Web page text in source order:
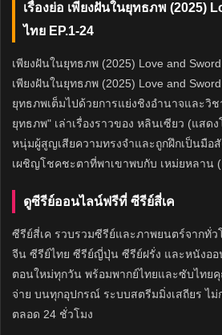
เรื่องย่อ เพียงฝันในยุทธภพ (2025)
ไทย EP.1-24
เพียงฝันในยุทธภพ (2025) Love and
เพียงฝันในยุทธภพ (2025) Love and
ยุทธภพเต็มไปด้วยการแย่งชิงอำนาจและวิช
ยุทธภพ" เล่าเรื่องราวของ หลินเซียว (แสด
หนุ่มผู้สูญเสียความทรงจำและถูกฝึกเป็นมือ
เผชิญโชคชะตาที่พาเขาพบกับ เหม่ยหลาน (
ดูซีรีย์ออนไลน์ฟรีที่ ซีรีย์สี่เค
ซีรีย์สี่เค รวบรวมซีรีย์และภาพยนตร์จากทั่ว
จีน ซีรีย์ไทย ซีรีย์ญี่ปุ่น ซีรีย์ฝรั่ง และหนังอ
ตอนใหม่ทุกวัน พร้อมพากย์ไทยและซับไทย
จ่าย บนทุกอุปกรณ์ ระบบสตรีมมิ่งเสถียร ไม่
ตลอด 24 ชั่วโมง